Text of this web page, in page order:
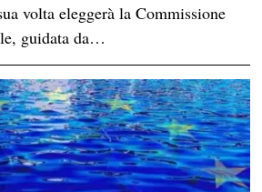
volta eleggerà la Commissione
guidata da…